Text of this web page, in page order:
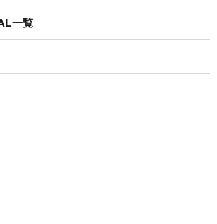
一覧